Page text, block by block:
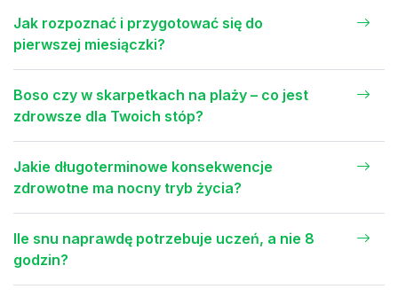
Jak rozpoznać i przygotować się do
pierwszej miesiączki?
Boso czy w skarpetkach na plaży – co jest
zdrowsze dla Twoich stóp?
Jakie długoterminowe konsekwencje
zdrowotne ma nocny tryb życia?
Ile snu naprawdę potrzebuje uczeń, a nie 8
godzin?